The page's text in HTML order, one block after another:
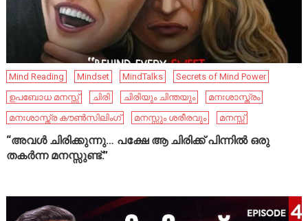
Mind Reading Mindset MindTalks
Secrets of Mind Power
ഉപബോധ മനസ്സ്
ചിരി ചിരിയും ചിന്തയും
മനഃശാസ്ത്രം
മനഃശാസ്ത്ര കൗൺസിലിംഗ്
മനസ്സും ശരീരവും മനസ്സ്
“അവൾ ചിരിക്കുന്നു… പക്ഷേ ആ ചിരിക്ക് പിന്നിൽ ഒരു
തകർന്ന മനസ്സുണ്ട്.”